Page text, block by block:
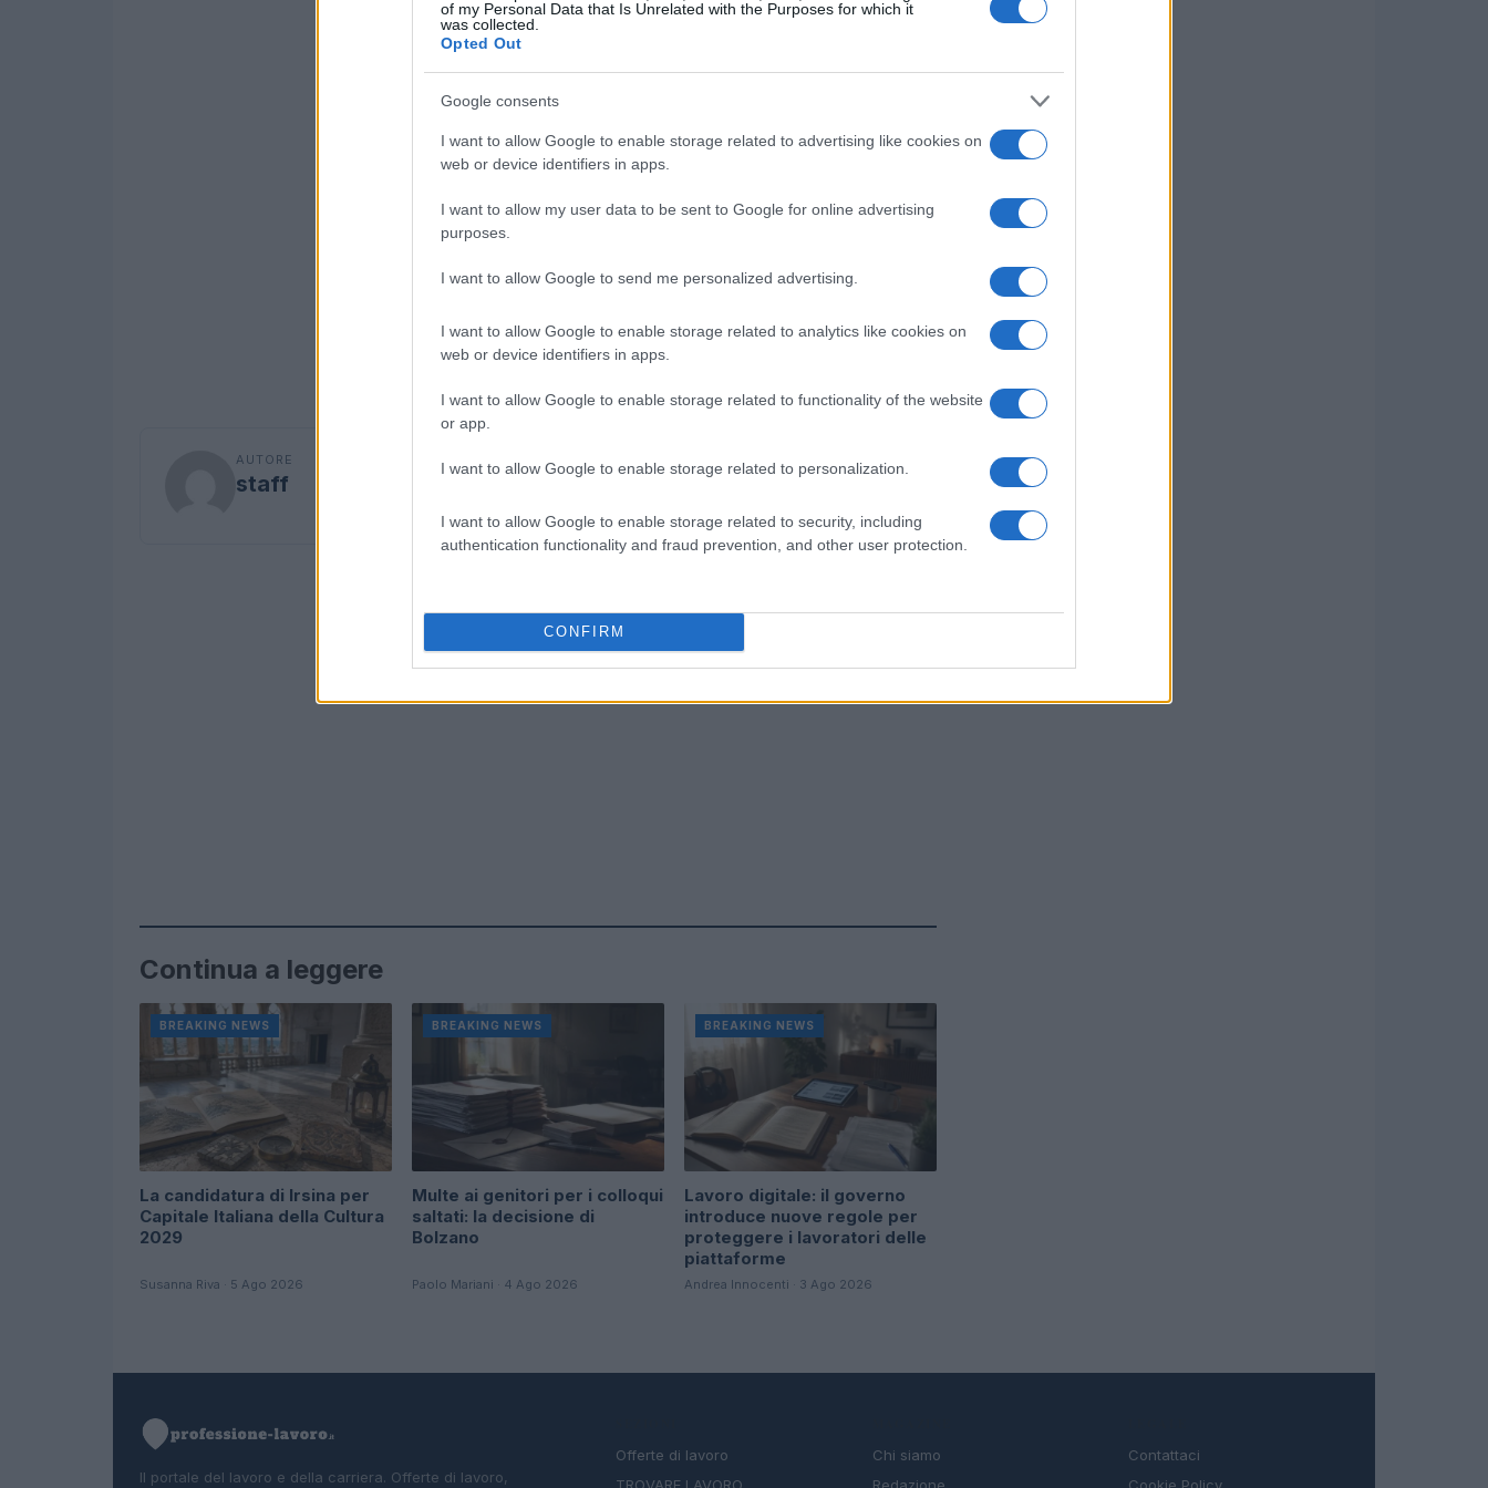
of my Personal Data that Is Unrelated with the Purposes for which it
was collected.
Opted Out
Google consents
I want to allow Google to enable storage related to advertising like cookies on
web or device identifiers in apps.
I want to allow my user data to be sent to Google for online advertising
purposes.
I want to allow Google to send me personalized advertising.
I want to allow Google to enable storage related to analytics like cookies on
web or device identifiers in apps.
I want to allow Google to enable storage related to functionality of the website
or app.
I want to allow Google to enable storage related to personalization.
I want to allow Google to enable storage related to security, including
authentication functionality and fraud prevention, and other user protection.
CONFIRM
AUTORE
staff
Continua a leggere
BREAKING NEWS
La candidatura di Irsina per
Capitale Italiana della Cultura
2029
Susanna Riva · 5 Ago 2026
BREAKING NEWS
Multe ai genitori per i colloqui
saltati: la decisione di
Bolzano
Paolo Mariani · 4 Ago 2026
BREAKING NEWS
Lavoro digitale: il governo
introduce nuove regole per
proteggere i lavoratori delle
piattaforme
Andrea Innocenti · 3 Ago 2026
Il portale del lavoro e della carriera. Offerte di lavoro,
Offerte di lavoro
Chi siamo
Contattaci